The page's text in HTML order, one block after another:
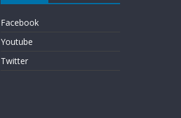
Facebook
Youtube
Twitter